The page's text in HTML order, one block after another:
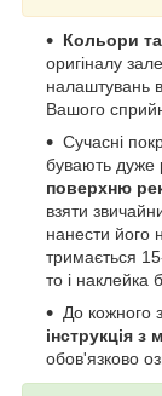
Кольори та
оригіналу
налаштувань
Вашого
Сучасні
бувають дуже
поверхню
взяти
нанести його
тримається
то і наклейка
До кожного
інструкція з
обов'язково